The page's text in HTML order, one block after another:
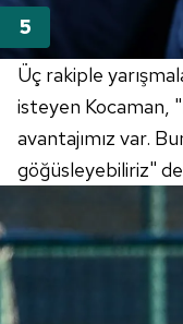
Üç rakiple
isteyen Kocaman,
avantajımız var.
göğüsleyebiliriz"